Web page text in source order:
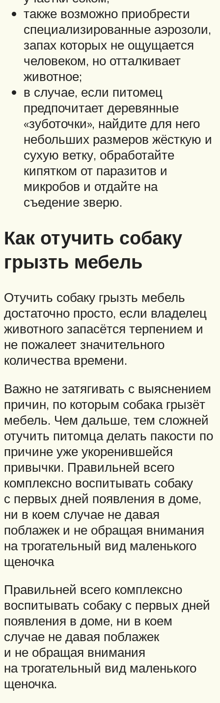
также возможно приобрести
специализированные аэрозоли,
запах которых не ощущается
человеком, но отталкивает
животное;
в случае, если питомец
предпочитает деревянные
«зуботочки», найдите для него
небольших размеров жёсткую и
сухую ветку, обработайте
кипятком от паразитов и
микробов и отдайте на
съедение зверю.
Как отучить собаку
грызть мебель
Отучить собаку грызть мебель
достаточно просто, если владелец
животного запасётся терпением и
не пожалеет значительного
количества времени.
Важно не затягивать с выяснением
причин, по которым собака грызёт
мебель. Чем дальше, тем сложней
отучить питомца делать пакости по
причине уже укоренившейся
привычки. Правильней всего
комплексно воспитывать собаку
с первых дней появления в доме,
ни в коем случае не давая
поблажек и не обращая внимания
на трогательный вид маленького
щеночка
Правильней всего комплексно
воспитывать собаку с первых дней
появления в доме, ни в коем
случае не давая поблажек
и не обращая внимания
на трогательный вид маленького
щеночка.